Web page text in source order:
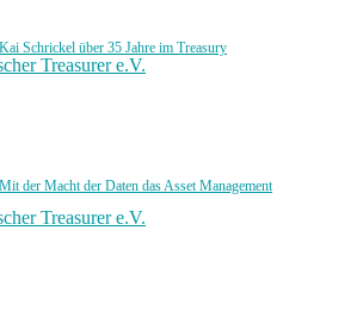
Schrickel über 35 Jahre im Treasury
Treasurer e.V.
der Macht der Daten das Asset Management
Treasurer e.V.